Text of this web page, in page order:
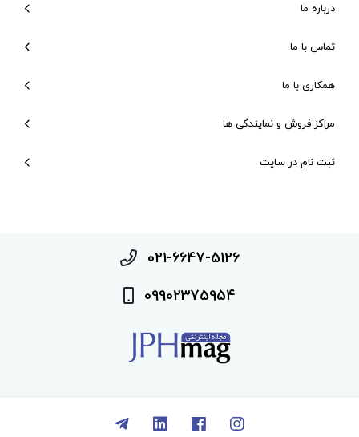
درباره ما
تماس با ما
همکاری با ما
مراکز فروش و نمایندگی ها
ثبت نام در سایت
021-6647-5126
09902375954